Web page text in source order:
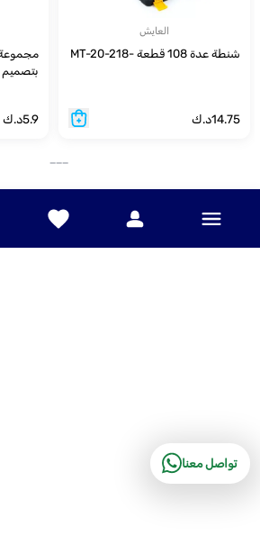
العايش
شنطة عدة 108 قطعة -MT-20-218
14.75د.ك 5.9د.ك
تواصل معنا